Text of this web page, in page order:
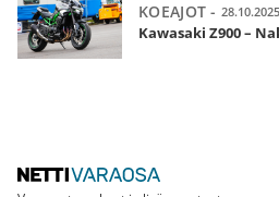
Kawasaki Z900 –
KOEAJOT - 28.10.2025